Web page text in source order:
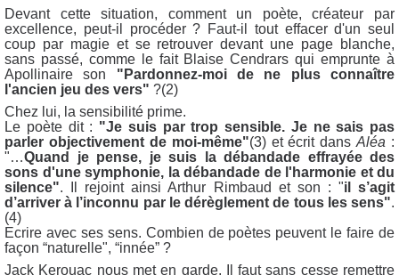
Devant cette situation, comment un poète, créateur par
excellence, peut-il procéder ? Faut-il tout effacer d'un seul
coup par magie et se retrouver devant une page blanche,
sans passé, comme le fait Blaise Cendrars qui emprunte à
Apollinaire son "Pardonnez-moi de ne plus connaître
l'ancien jeu des vers" ?(2)
Chez lui, la sensibilité prime.
Le poète dit : "Je suis par trop sensible. Je ne sais pas
parler objectivement de moi-même"(3) et écrit dansAléa :
"…Quand je pense, je suis la débandade effrayée des
sons d'une symphonie, la débandade de l'harmonie et du
silence". Il rejoint ainsi Arthur Rimbaud et son : "il s’agit
d’arriver à l’inconnu par le dérèglement de tous les sens".
(4)
Ecrire avec ses sens. Combien de poètes peuvent le faire de
façon “naturelle", “innée” ?
Jack Kerouac nous met en garde. Il faut sans cesse remettre